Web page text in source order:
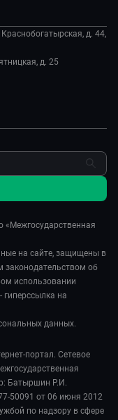
д. 44,
д. 25
«Межгосударственная
на сайте, защищены в
законодательством об
использовании
на
данных.
портал. Сетевое
Батыршин Р.И.
50091 от 06 июня 2012
по надзору в сфере